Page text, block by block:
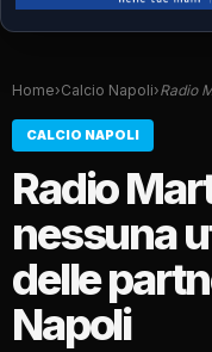
Home›Calcio Napoli›Radio
CALCIO NAPOLI
Radio
nessuna
delle
Napoli